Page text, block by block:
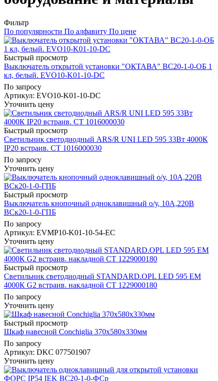
Фильтр
По популярности По алфавиту По цене
Быстрый просмотр
Выключатель открытой установки "ОКТАВА" ВС20-1-0-ОБ 1
кл, белый. EVO10-K01-10-DC
По запросу
Артикул: EVO10-K01-10-DC
Уточнить цену
Быстрый просмотр
Светильник светодиодный ARS/R UNI LED 595 33Вт 4000К
IP20 встраив. СТ 1016000030
По запросу
Уточнить цену
Быстрый просмотр
Выключатель кнопочный одноклавишный о/у, 10А,220В
ВСк20-1-0-ГПБ
По запросу
Артикул: EVMP10-K01-10-54-EC
Уточнить цену
Быстрый просмотр
Светильник светодиодный STANDARD.OPL LED 595 EM
4000К G2 встраив. накладной СТ 1229000180
По запросу
Уточнить цену
Быстрый просмотр
Шкаф навесной Conchiglia 370х580х330мм
По запросу
Артикул: DKC 077501907
Уточнить цену